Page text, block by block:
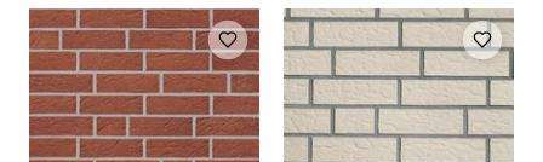
Loading Loading